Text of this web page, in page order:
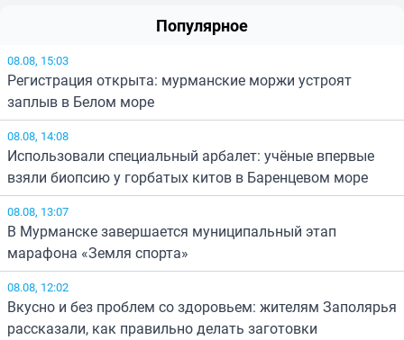
Популярное
08.08, 15:03
Регистрация открыта: мурманские моржи устроят
заплыв в Белом море
08.08, 14:08
Использовали специальный арбалет: учёные впервые
взяли биопсию у горбатых китов в Баренцевом море
08.08, 13:07
В Мурманске завершается муниципальный этап
марафона «Земля спорта»
08.08, 12:02
Вкусно и без проблем со здоровьем: жителям Заполярья
рассказали, как правильно делать заготовки